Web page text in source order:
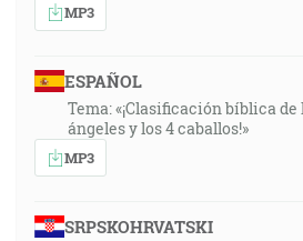
MP3
ESPAÑOL
Tema: «¡Clasificación bíblica
ángeles y los 4 caballos!»
MP3
SRPSKOHRVATSKI